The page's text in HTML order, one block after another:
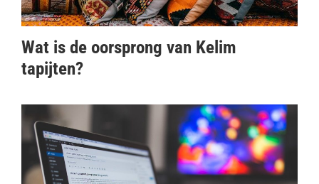
Wat is de oorsprong van Kelim
tapijten?